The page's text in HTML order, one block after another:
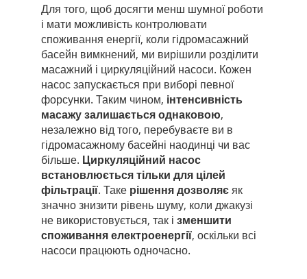
Для того, щоб досягти менш шумної роботи
і мати можливість контролювати
споживання енергії, коли гідромасажний
басейн вимкнений, ми вирішили розділити
масажний і циркуляційний насоси. Кожен
насос запускається при виборі певної
форсунки. Таким чином, інтенсивність
масажу залишається однаковою,
незалежно від того, перебуваєте ви в
гідромасажному басейні наодинці чи вас
більше. Циркуляційний насос
встановлюється тільки для цілей
фільтрації. Таке рішення дозволяєяк
значно знизити рівень шуму, коли джакузі
не використовується, так і зменшити
споживання електроенергії, оскільки всі
насоси працюють одночасно.